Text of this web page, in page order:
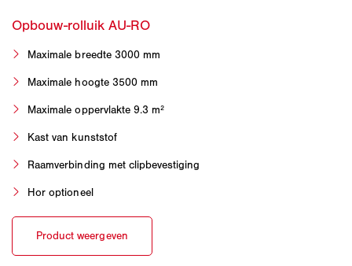
Maximale breedte 3000 mm
Maximale hoogte 3500 mm
Maximale oppervlakte 9.3 m²
Kast van kunststof
Raamverbinding met clipbevestiging
Hor optioneel